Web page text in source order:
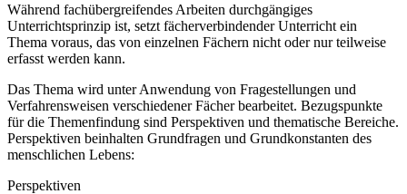
Während fachübergreifendes Arbeiten durchgängiges
Unterrichtsprinzip ist, setzt fächerverbindender Unterricht ein
Thema voraus, das von einzelnen Fächern nicht oder nur teilweise
erfasst werden kann.
Das Thema wird unter Anwendung von Fragestellungen und
Verfahrensweisen verschiedener Fächer bearbeitet. Bezugspunkte
für die Themenfindung sind Perspektiven und thematische Bereiche.
Perspektiven beinhalten Grundfragen und Grundkonstanten des
menschlichen Lebens:
Perspektiven